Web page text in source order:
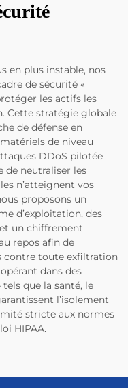
en plus instable, nos
de sécurité «
les actifs les
Cette stratégie globale
de défense en
de niveau
DDoS pilotée
de neutraliser les
n’atteignent vos
proposons un
d’exploitation, des
un chiffrement
repos afin de
contre toute exfiltration
dans des
que la santé, le
l’isolement
stricte aux normes
HIPAA.